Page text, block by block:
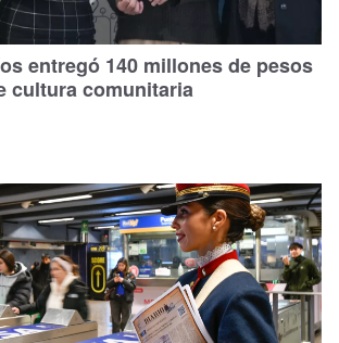
entregó 140 millones de pesos
cultura comunitaria